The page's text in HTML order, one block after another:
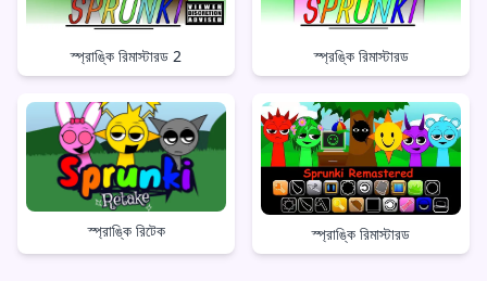
স্প্রাঙ্কি রিমাস্টারড 2 স্প্রঙ্কি রিমাস্টারড
স্প্রাঙ্কি রিটেক স্প্রাঙ্কি রিমাস্টারড